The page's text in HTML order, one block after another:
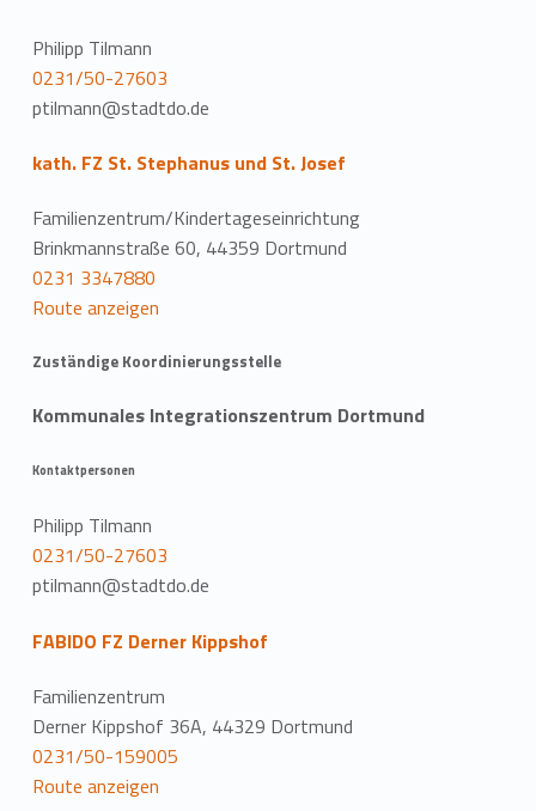
Philipp Tilmann
0231/50-27603
ptilmann@stadtdo.de
kath. FZ St. Stephanus und St. Josef
Familienzentrum/Kindertageseinrichtung
Brinkmannstraße 60, 44359 Dortmund
0231 3347880
Route anzeigen
Zuständige Koordinierungsstelle
Kommunales Integrationszentrum Dortmund
Kontaktpersonen
Philipp Tilmann
0231/50-27603
ptilmann@stadtdo.de
FABIDO FZ Derner Kippshof
Familienzentrum
Derner Kippshof 36A, 44329 Dortmund
0231/50-159005
Route anzeigen